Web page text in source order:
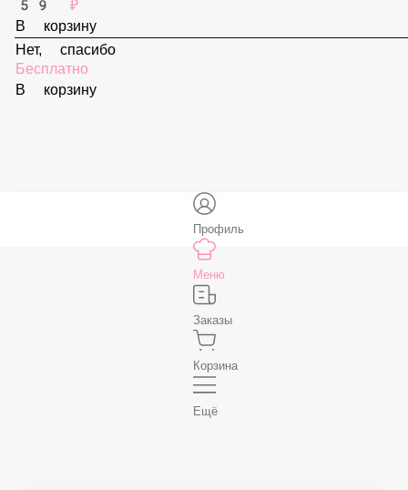
В корзину
Соус «Ореховый»
59 ₽
В корзину
Профиль